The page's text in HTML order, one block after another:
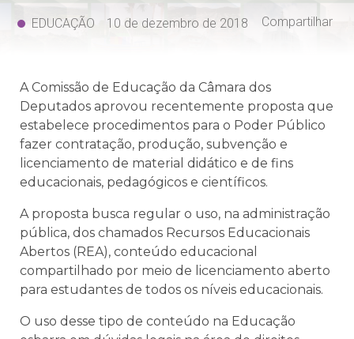
EDUCAÇÃO 10 de dezembro de 2018 Compartilhar
A Comissão de Educação da Câmara dos
Deputados aprovou recentemente proposta que
estabelece procedimentos para o Poder Público
fazer contratação, produção, subvenção e
licenciamento de material didático e de fins
educacionais, pedagógicos e científicos.
A proposta busca regular o uso, na administração
pública, dos chamados Recursos Educacionais
Abertos (REA), conteúdo educacional
compartilhado por meio de licenciamento aberto
para estudantes de todos os níveis educacionais.
O uso desse tipo de conteúdo na Educação